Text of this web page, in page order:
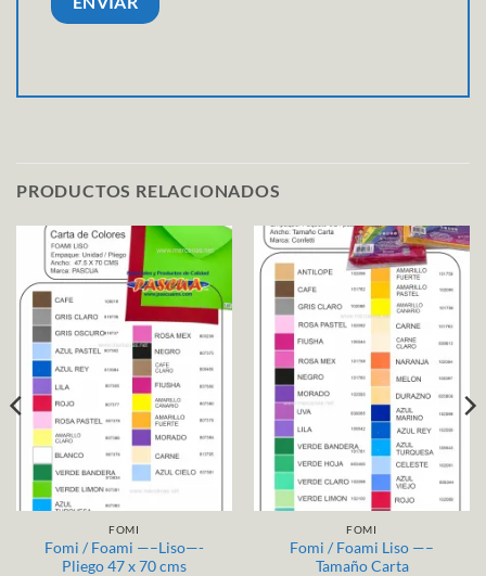
PRODUCTOS RELACIONADOS
FOMI
Fomi / Foami —–Liso—-
Pliego 47 x 70 cms
FOMI
Fomi / Foami Liso —–
Tamaño Carta